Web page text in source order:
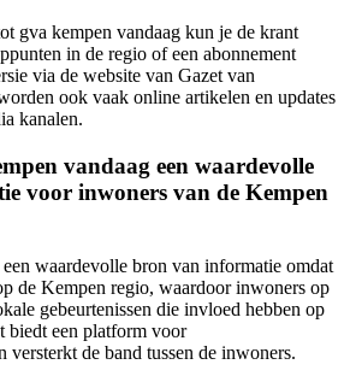
gva kempen vandaag kun je de krant
in de regio of een abonnement
via de website van Gazet van
ook vaak online artikelen en updates
kanalen.
vandaag een waardevolle
voor inwoners van de Kempen
waardevolle bron van informatie omdat
de Kempen regio, waardoor inwoners op
gebeurtenissen die invloed hebben op
biedt een platform voor
versterkt de band tussen de inwoners.